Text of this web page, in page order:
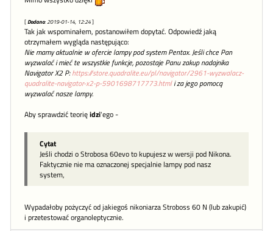
[Dodano: 2019-01-14, 12:24]
Tak jak wspominałem, postanowiłem dopytać. Odpowiedź jaką
otrzymałem wygląda następująco:
Nie mamy aktualnie w ofercie lampy pod system Pentax. Jeśli chce Pan
wyzwalać i mieć te wszystkie funkcje, pozostaje Panu zakup nadajnika
Navigator X2 P:https://store.quadralite.eu/pl/navigator/2961-wyzwalacz-
quadralite-navigator-x2-p-5901698717773.htmli za jego pomocą
wyzwalać nasze lampy.
Aby sprawdzić teorięidzi'ego -
Cytat
Jeśli chodzi o Strobosa 60evo to kupujesz w wersji pod Nikona.
Faktycznie nie ma oznaczonej specjalnie lampy pod nasz
system,
Wypadałoby pożyczyć od jakiegoś nikoniarza Stroboss 60 N (lub zakupić)
i przetestować organoleptycznie.